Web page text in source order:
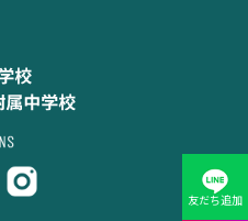
友だち追加